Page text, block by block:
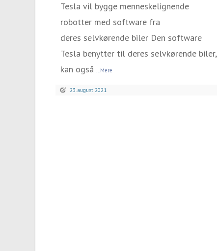
Tesla vil bygge menneskelignende
robotter med software fra
deres selvkørende biler Den software
Tesla benytter til deres selvkørende biler,
kan også ...Mere
23. august 2021